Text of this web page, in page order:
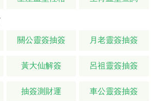
關公靈簽抽簽 月老靈簽抽簽
黃大仙解簽 呂祖靈簽抽簽
抽簽測財運 車公靈簽抽簽